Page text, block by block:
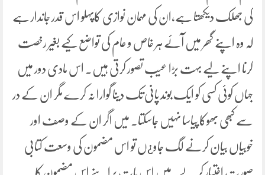
کی جھلک دیکھتا ہے،ان کی مہمان نوازی کاپہلو اس قدر جاندار ہے
کہ وہ اپنے گھر میں آئے ہر خاص و عام کی تواضع کیے بغیر رخصت
کرنا اپنے لیے بہت بڑا عیب تصور کرتی ہیں۔ اس مادی دور میں
جہاں کوئی کسی کو ایک بوند پانی تک دینا گوارا نہ کرے مگر ان کے در
سے کبھی بھوکا پیاسا نہیں جاسکتا۔ میں اگر ان کے وصف اور
خوبیاں بیان کرنے لگ جاو¿ں تو اس مضمون کی وسعت کتابی
صورت اختیار کر لے۔میں اس بات پراپنے اس مضمون کا